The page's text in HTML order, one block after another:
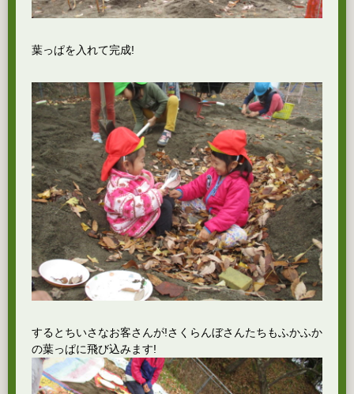
葉っぱを入れて完成!
するとちいさなお客さんが!さくらんぼさんたちもふかふか
の葉っぱに飛び込みます!